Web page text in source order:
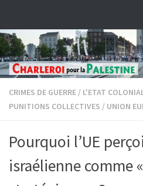
CRIMES DE GUERRE / L'ETAT
PUNITIONS COLLECTIVES / UNION
Pourquoi l’UE
israélienne comme